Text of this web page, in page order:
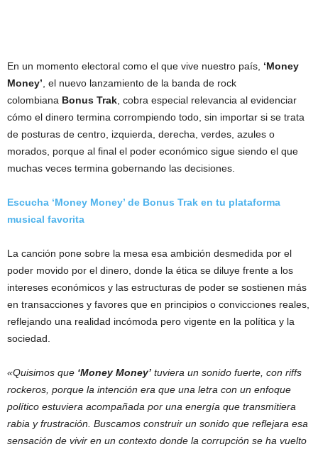
En un momento electoral como el que vive nuestro país, ‘Money
Money’ , el nuevo lanzamiento de la banda de rock
colombiana Bonus Trak , cobra especial relevancia al evidenciar
cómo el dinero termina corrompiendo todo, sin importar si se trata
de posturas de centro, izquierda, derecha, verdes, azules o
morados, porque al final el poder económico sigue siendo el que
muchas veces termina gobernando las decisiones.
Escucha ‘Money Money’ de Bonus Trak en tu plataforma
musical favorita
La canción pone sobre la mesa esa ambición desmedida por el
poder movido por el dinero, donde la ética se diluye frente a los
intereses económicos y las estructuras de poder se sostienen más
en transacciones y favores que en principios o convicciones reales,
reflejando una realidad incómoda pero vigente en la política y la
sociedad.
«Quisimos que ‘Money Money’ tuviera un sonido fuerte, con riffs
rockeros, porque la intención era que una letra con un enfoque
político estuviera acompañada por una energía que transmitiera
rabia y frustración. Buscamos construir un sonido que reflejara esa
sensación de vivir en un contexto donde la corrupción se ha vuelto